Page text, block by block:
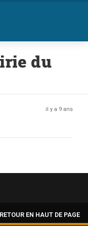
du
il y a 9 ans
RETOUR EN HAUT DE PAGE